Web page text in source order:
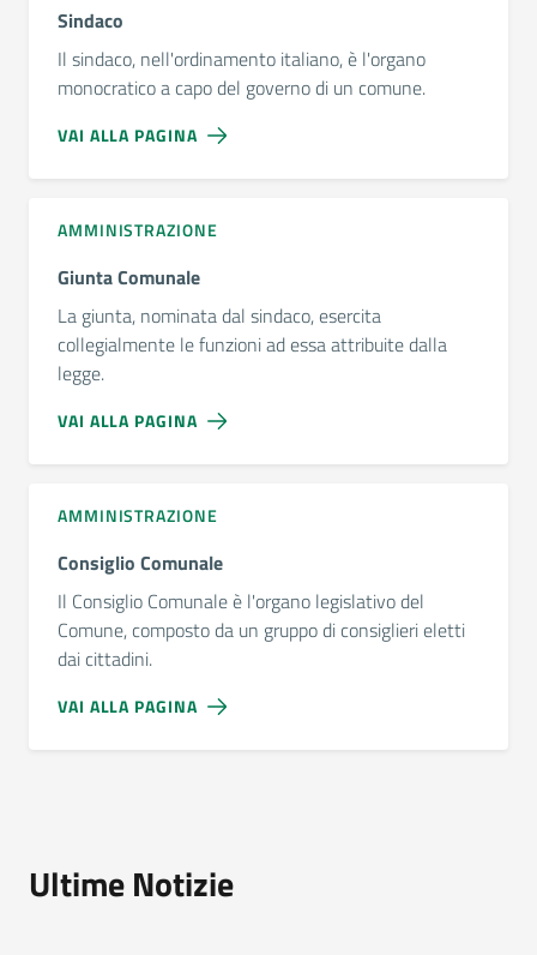
Sindaco
Il sindaco, nell'ordinamento italiano, è l'organo
monocratico a capo del governo di un comune.
VAI ALLA PAGINA
AMMINISTRAZIONE
Giunta Comunale
La giunta, nominata dal sindaco, esercita
collegialmente le funzioni ad essa attribuite dalla
legge.
VAI ALLA PAGINA
AMMINISTRAZIONE
Consiglio Comunale
Il Consiglio Comunale è l'organo legislativo del
Comune, composto da un gruppo di consiglieri eletti
dai cittadini.
VAI ALLA PAGINA
Ultime Notizie